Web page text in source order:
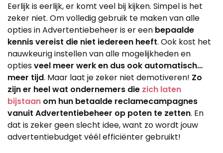
Eerlijk is eerlijk, er komt veel bij kijken. Simpel is het
zeker niet. Om volledig gebruik te maken van alle
opties in Advertentiebeheer is er een bepaalde
kennis vereist die niet iedereen heeft. Ook kost het
nauwkeurig instellen van alle mogelijkheden en
optiesveel meer werk en dus ook automatisch…
meer tijd. Maar laat je zeker niet demotiveren! Zo
zijn er heel wat ondernemers die zich laten
bijstaan om hun betaalde reclamecampagnes
vanuit Advertentiebeheer op poten te zetten. En
dat is zeker geen slecht idee, want zo wordt jouw
advertentiebudget véél efficiënter gebruikt!